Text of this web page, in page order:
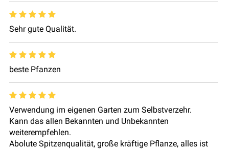
Sehr gute Qualität.
beste Pfanzen
Verwendung im eigenen Garten zum Selbstverzehr.
Kann das allen Bekannten und Unbekannten
weiterempfehlen.
Abolute Spitzenqualität, große kräftige Pflanze, alles ist